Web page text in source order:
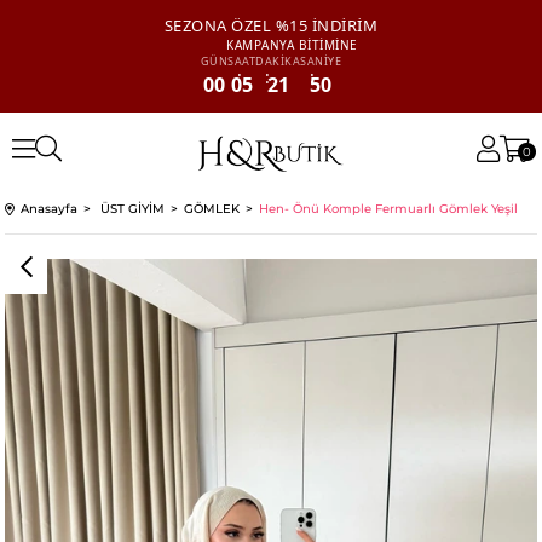
SEZONA ÖZEL %15 İNDİRİM
KAMPANYA BİTİMİNE
GÜN
00
SAAT
05
DAKİKA
21
SANİYE
50
0
Anasayfa ÜST GİYİM GÖMLEK Hen- Önü Komple Fermuarlı Gömlek Yeşil